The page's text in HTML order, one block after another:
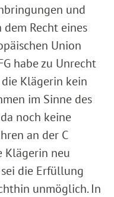
und
Recht eines
Union
habe zu Unrecht
Klägerin kein
im Sinne des
noch keine
an der C
Klägerin neu
die Erfüllung
unmöglich. In